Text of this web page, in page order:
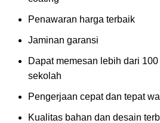
Penawaran harga terbaik
Jaminan garansi
Dapat memesan lebih dari
sekolah
Pengerjaan cepat dan tepat
Kualitas bahan dan desain